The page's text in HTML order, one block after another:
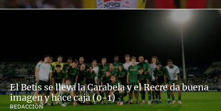
El Betis se lleva la Carabela y el Recre da buena
imagen y hace caja (0-1)
REDACCIÓN